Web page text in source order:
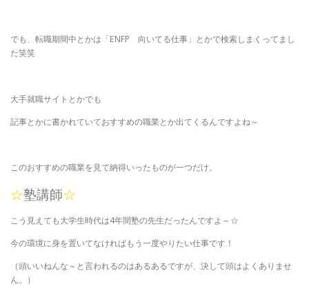
でも、転職期間中とかは「ENFP 向いてる仕事」とかで検索しまくってまし
た笑笑
大手就職サイトとかでも
記事とかに書かれていておすすめの職業とか出てくるんですよね～
このおすすめの職業を見て納得いったものが一つだけ。
☆塾講師☆
こう見えても大学生時代は4年間塾の先生だったんですよ～☆
今の環境に身を置いてなければもう一度やりたい仕事です！
（頭いいねんな～と言われるのはあるあるですが、決して頭はよくありませ
ん。）